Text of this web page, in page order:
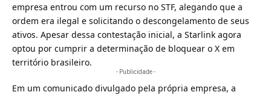
empresa entrou com um recurso no STF, alegando que a
ordem era ilegal e solicitando o descongelamento de seus
ativos. Apesar dessa contestação inicial, a Starlink agora
optou por cumprir a determinação de bloquear o X em
território brasileiro.
- Publicidade -
Em um comunicado divulgado pela própria empresa, a